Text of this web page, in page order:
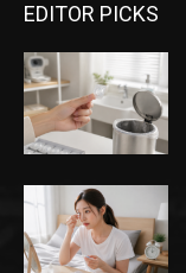
EDITOR PICKS